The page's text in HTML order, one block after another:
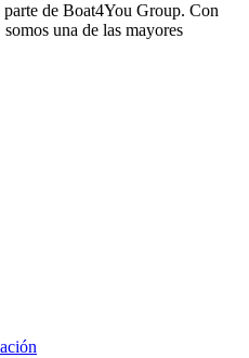
de Boat4You Group. Con
una de las mayores